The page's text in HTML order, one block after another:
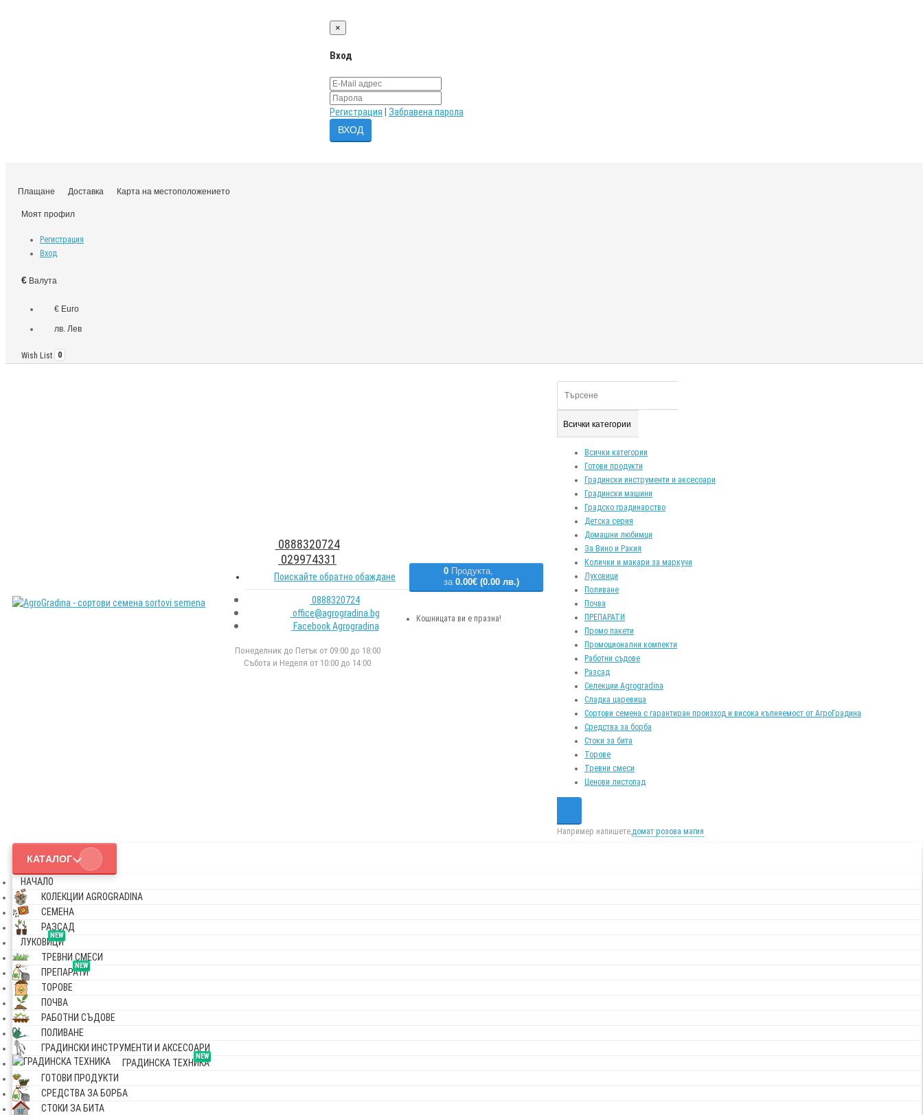
×
Вход
Регистрация Забравена парола
Плащане Доставка Карта на местоположението
Моят профил
Регистрация
Вход
€ Валута
€ Euro
лв. Лев
Wish List 0
0888320724
029974331
Поискайте обратно обаждане
0888320724
office@agrogradina.bg
Facebook Agrogradina
Понеделник до Петък от 09:00 до 18:00
Събота и Неделя от 10:00 до 14:00
0 Продукта,
за 0.00€ (0.00 лв.)
Кошницата ви е празна!
Всички категории
Всички категории
Готови продукти
Градински инструменти и аксесоари
Градински машини
Градско градинарство
Детска серия
Домашни любимци
За Вино и Ракия
Колички и макари за маркучи
Луковици
Поливане
Почва
ПРЕПАРАТИ
Промо пакети
Промоционални компекти
Работни съдове
Разсад
Селекции Agrogradina
Сладка царевица
Сортови семена с гарантиран произход и висока кълняемост от АгроГрадина
Средства за борба
Стоки за бита
Торове
Тревни смеси
Ценови листопад
Например напишете,домат розова магия
КАТАЛОГ
НАЧАЛО
КОЛЕКЦИИ AGROGRADINA
СЕМЕНА
РАЗСАД
NEW
ЛУКОВИЦИ
ТРЕВНИ СМЕСИ
NEW
ПРЕПАРАТИ
ТОРОВЕ
ПОЧВА
РАБОТНИ СЪДОВЕ
ПОЛИВАНЕ
ГРАДИНСКИ ИНСТРУМЕНТИ И АКСЕСОАРИ
NEW
ГРАДИНСКА ТЕХНИКА
ГОТОВИ ПРОДУКТИ
СРЕДСТВА ЗА БОРБА
СТОКИ ЗА БИТА